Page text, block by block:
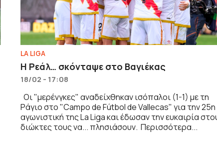
LA LIGA
Η Ρεάλ… σκόνταψε στο Βαγιέκας
18/02 - 17:08
Οι "μερένγκες" αναδείχθηκαν ισόπαλοι (1-1) με τη
Ράγιο στο "Campo de Fútbol de Vallecas" για την 25η
αγωνιστική της La Liga και έδωσαν την ευκαιρία
διώκτες τους να... πλησιάσουν. Περισσότερα...